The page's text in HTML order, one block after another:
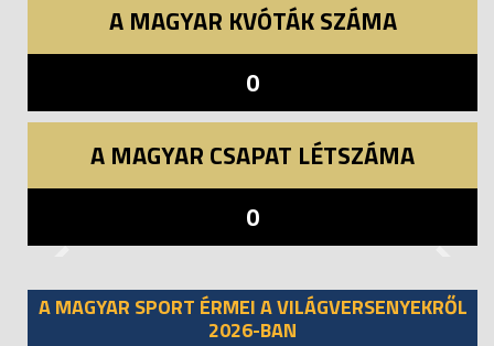
A MAGYAR KVÓTÁK SZÁMA
0
A MAGYAR CSAPAT LÉTSZÁMA
0
A MAGYAR SPORT ÉRMEI A VILÁGVERSENYEKRŐL
2026-BAN